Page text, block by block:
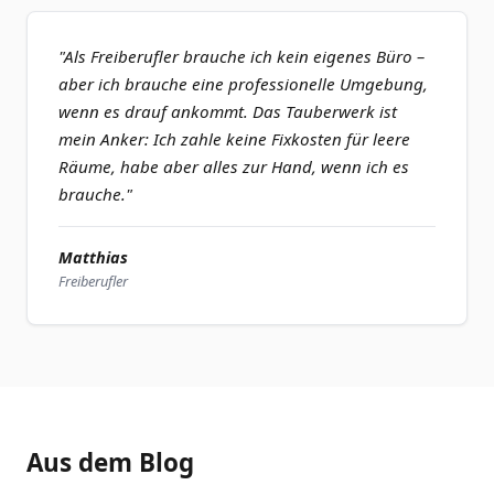
"Als Freiberufler brauche ich kein eigenes Büro –
aber ich brauche eine professionelle Umgebung,
wenn es drauf ankommt. Das Tauberwerk ist
mein Anker: Ich zahle keine Fixkosten für leere
Räume, habe aber alles zur Hand, wenn ich es
brauche."
Matthias
Freiberufler
Aus dem Blog